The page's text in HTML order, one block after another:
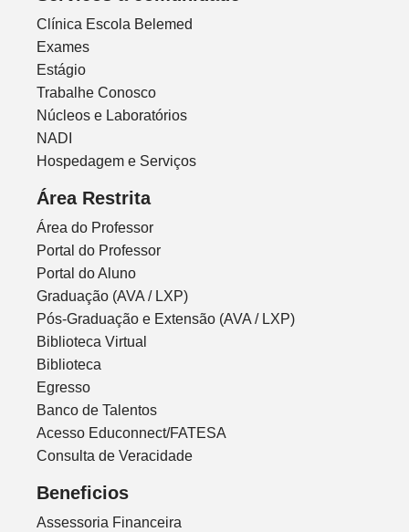
Clínica Escola Belemed
Exames
Estágio
Trabalhe Conosco
Núcleos e Laboratórios
NADI
Hospedagem e Serviços
Área Restrita
Área do Professor
Portal do Professor
Portal do Aluno
Graduação (AVA / LXP)
Pós-Graduação e Extensão (AVA / LXP)
Biblioteca Virtual
Biblioteca
Egresso
Banco de Talentos
Acesso Educonnect/FATESA
Consulta de Veracidade
Beneficios
Assessoria Financeira